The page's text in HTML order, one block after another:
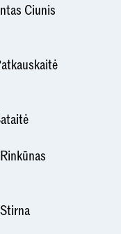
Ciunis